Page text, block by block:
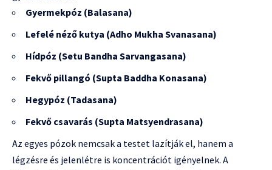
Gyermekpóz (Balasana)
Lefelé néző kutya (Adho Mukha Svanasana)
Hídpóz (Setu Bandha Sarvangasana)
Fekvő pillangó (Supta Baddha Konasana)
Hegypóz (Tadasana)
Fekvő csavarás (Supta Matsyendrasana)
Az egyes pózok nemcsak a testet lazítják el, hanem a
légzésre és jelenlétre is koncentrációt igényelnek. A